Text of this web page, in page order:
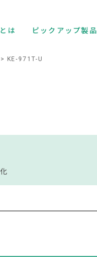
は ピックアップ製品
KE-971T-U